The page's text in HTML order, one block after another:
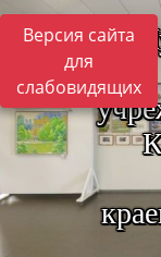
Версия сайта
для
слабовидящих